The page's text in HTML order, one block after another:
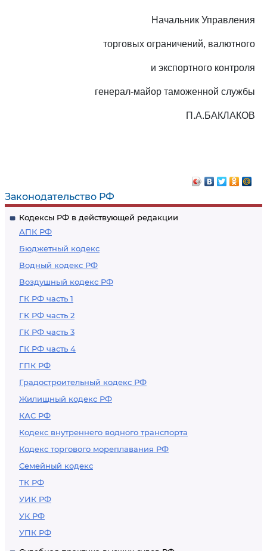
Законодательство РФ
Кодексы РФ в действующей редакции
АПК РФ
Бюджетный кодекс
Водный кодекс РФ
Воздушный кодекс РФ
ГК РФ часть 1
ГК РФ часть 2
ГК РФ часть 3
ГК РФ часть 4
ГПК РФ
Градостроительный кодекс РФ
Жилищный кодекс РФ
КАС РФ
Кодекс внутреннего водного транспорта
Кодекс торгового мореплавания РФ
Семейный кодекс
ТК РФ
УИК РФ
УК РФ
УПК РФ
Начальник Управления
торговых ограничений, валютного
и экспортного контроля
генерал-майор таможенной службы
П.А.БАКЛАКОВ